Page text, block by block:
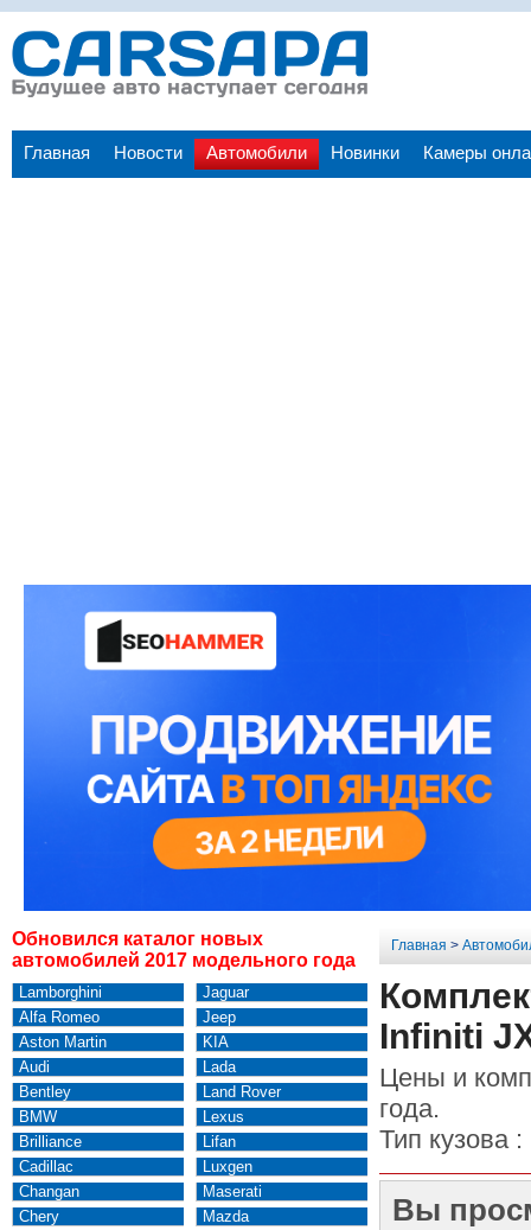
Главная Новости Автомобили Новинки Камеры
Обновился каталог новых
автомобилей 2017 модельного года
Lamborghini
Alfa Romeo
Aston Martin
Audi
Bentley
BMW
Brilliance
Cadillac
Changan
Chery
Jaguar
Jeep
KIA
Lada
Land Rover
Lexus
Lifan
Luxgen
Maserati
Mazda
Главная >
Infiniti
Цены и
года.
Тип кузова :
Вы